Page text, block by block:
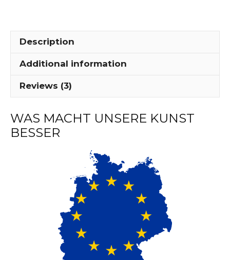
quantity
Description
Additional information
Reviews (3)
WAS MACHT UNSERE KUNST
BESSER